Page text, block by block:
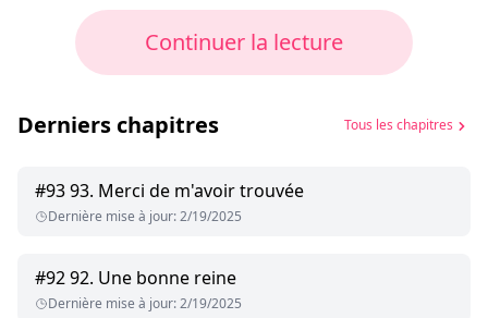
Continuer la lecture
Derniers chapitres Tous les chapitres
#9393. Merci de m'avoir trouvée
Dernière mise à jour:2/19/2025
#9292. Une bonne reine
Dernière mise à jour:2/19/2025